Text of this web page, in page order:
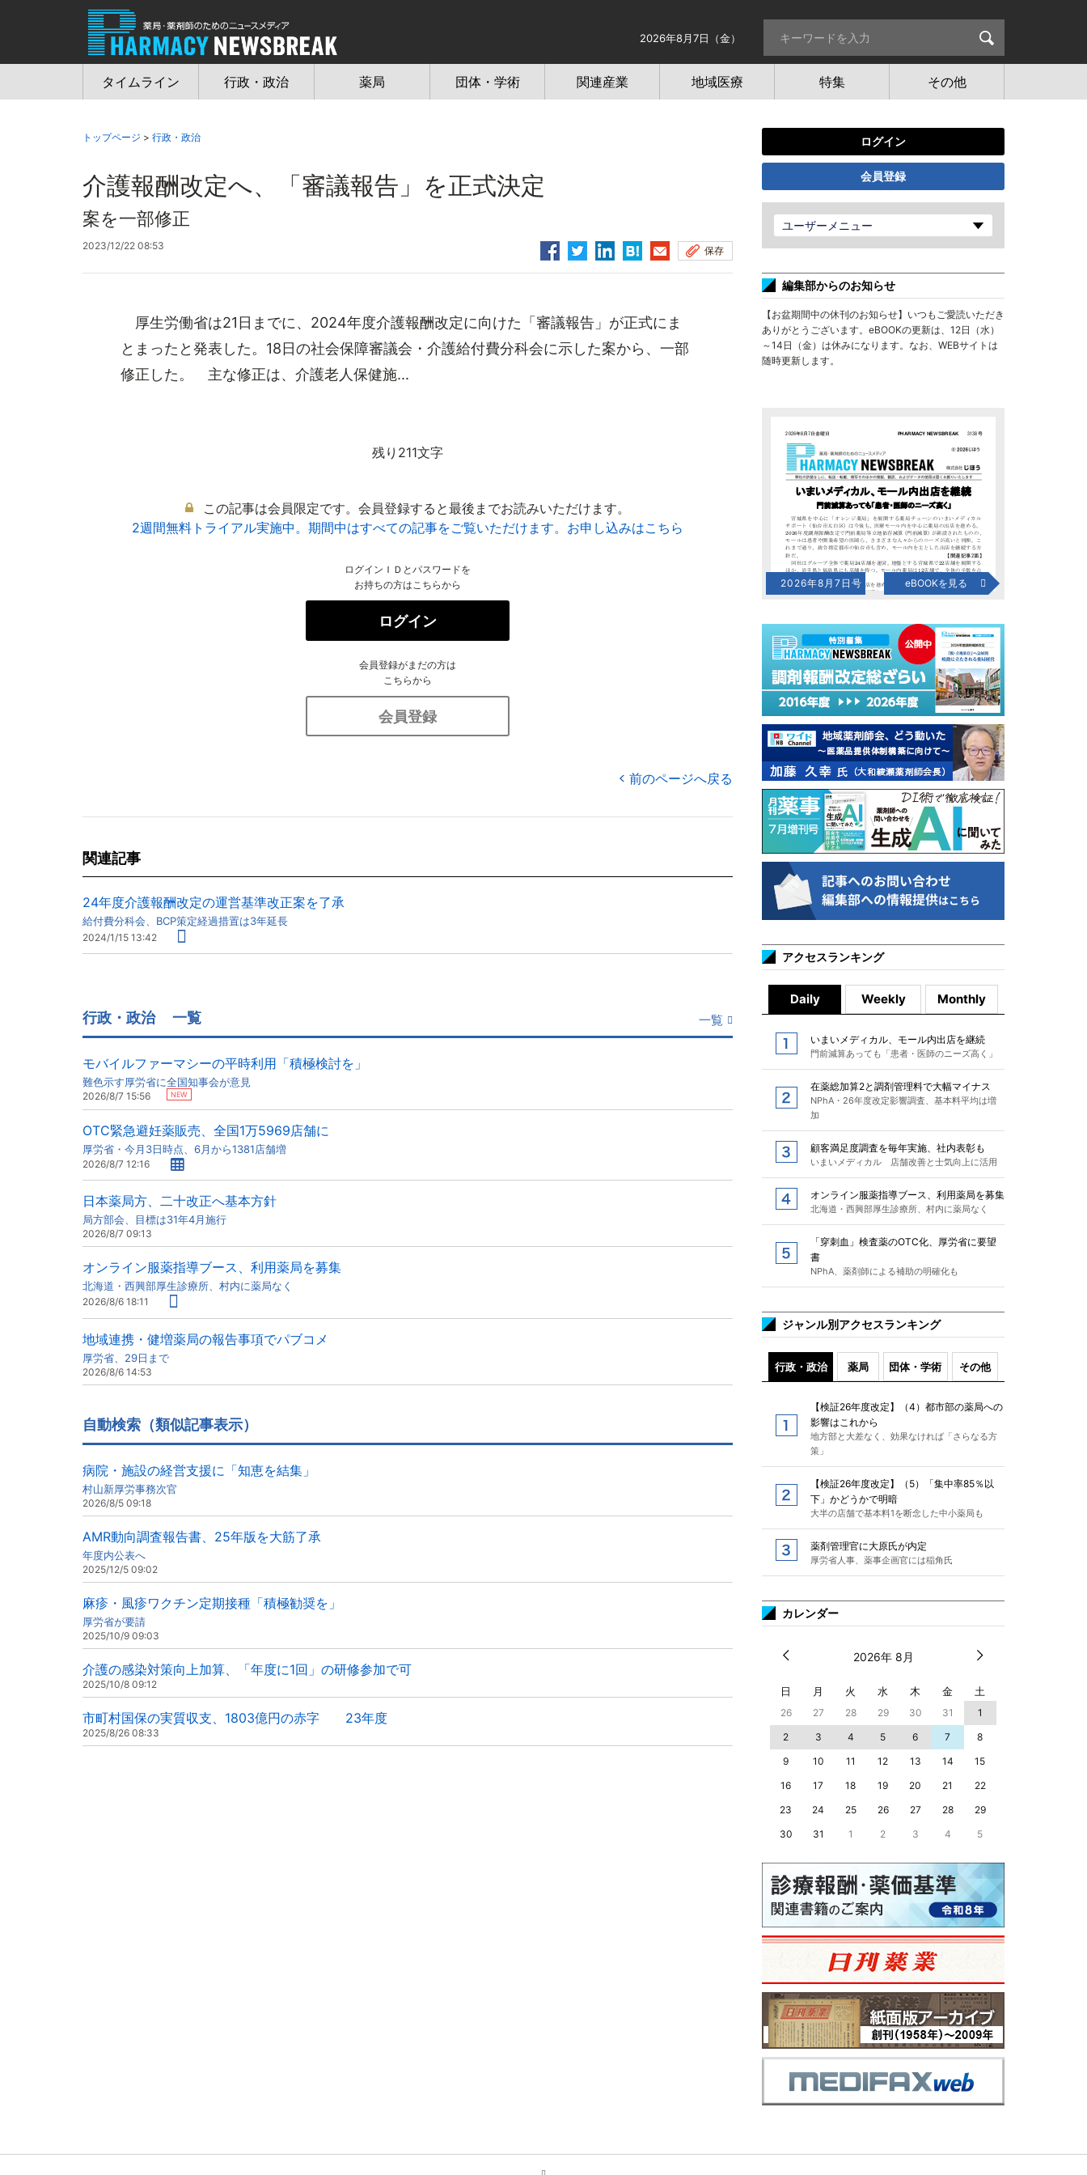
2026年8月7日（金）
タイムライン 行政・政治 薬局 団体・学術 関連産業 地域医療 特集 その他
トップページ > 行政・政治
介護報酬改定へ、「審議報告」を正式決定
案を一部修正
2023/12/22 08:53 保存
厚生労働省は21日までに、2024年度介護報酬改定に向けた「審議報告」が正式にま
とまったと発表した。18日の社会保障審議会・介護給付費分科会に示した案から、一部
修正した。 主な修正は、介護老人保健施...
残り211文字
この記事は会員限定です。会員登録すると最後までお読みいただけます。
2週間無料トライアル実施中。期間中はすべての記事をご覧いただけます。お申し込みはこちら
ログインＩＤとパスワードを
お持ちの方はこちらから
ログイン
会員登録がまだの方は
こちらから
会員登録
前のページへ戻る
関連記事
24年度介護報酬改定の運営基準改正案を了承
給付費分科会、BCP策定経過措置は3年延長
2024/1/15 13:42
行政・政治 一覧 一覧
モバイルファーマシーの平時利用「積極検討を」
難色示す厚労省に全国知事会が意見
2026/8/7 15:56 NEW
OTC緊急避妊薬販売、全国1万5969店舗に
厚労省・今月3日時点、6月から1381店舗増
2026/8/7 12:16
日本薬局方、二十改正へ基本方針
局方部会、目標は31年4月施行
2026/8/7 09:13
オンライン服薬指導ブース、利用薬局を募集
北海道・西興部厚生診療所、村内に薬局なく
2026/8/6 18:11
地域連携・健増薬局の報告事項でパブコメ
厚労省、29日まで
2026/8/6 14:53
自動検索（類似記事表示）
病院・施設の経営支援に「知恵を結集」
村山新厚労事務次官
2026/8/5 09:18
AMR動向調査報告書、25年版を大筋了承
年度内公表へ
2025/12/5 09:02
麻疹・風疹ワクチン定期接種「積極勧奨を」
厚労省が要請
2025/10/9 09:03
介護の感染対策向上加算、「年度に1回」の研修参加で可
2025/10/8 09:12
市町村国保の実質収支、1803億円の赤字 23年度
2025/8/26 08:33
ログイン
会員登録
ユーザーメニュー
編集部からのお知らせ
【お盆期間中の休刊のお知らせ】いつもご愛読いただき
ありがとうございます。eBOOKの更新は、12日（水）
～14日（金）は休みになります。なお、WEBサイトは
随時更新します。
2026年8月7日号 eBOOKを見る
アクセスランキング
Daily Weekly Monthly
いまいメディカル、モール内出店を継続
門前減算あっても「患者・医師のニーズ高く」
在薬総加算2と調剤管理料で大幅マイナス
NPhA・26年度改定影響調査、基本料平均は増
加
顧客満足度調査を毎年実施、社内表彰も
いまいメディカル 店舗改善と士気向上に活用
オンライン服薬指導ブース、利用薬局を募集
北海道・西興部厚生診療所、村内に薬局なく
「穿刺血」検査薬のOTC化、厚労省に要望
書
NPhA、薬剤師による補助の明確化も
ジャンル別アクセスランキング
行政・政治 薬局 団体・学術 その他
【検証26年度改定】（4）都市部の薬局への
影響はこれから
地方部と大差なく、効果なければ「さらなる方
策」
【検証26年度改定】（5）「集中率85％以
下」かどうかで明暗
大半の店舗で基本料1を断念した中小薬局も
薬剤管理官に大原氏が内定
厚労省人事、薬事企画官には稲角氏
カレンダー
2026年 8月
日 月 火 水 木 金 土
26 27 28 29 30 31
1
2
3 4 5 6 7
8
9
10 11 12 13 14
15
16
17 18 19 20 21
22
23
24 25 26 27 28
29
30
31 1 2 3 4 5